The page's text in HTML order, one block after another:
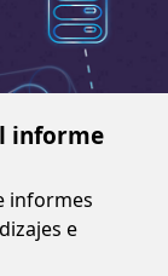
informe
informes
e